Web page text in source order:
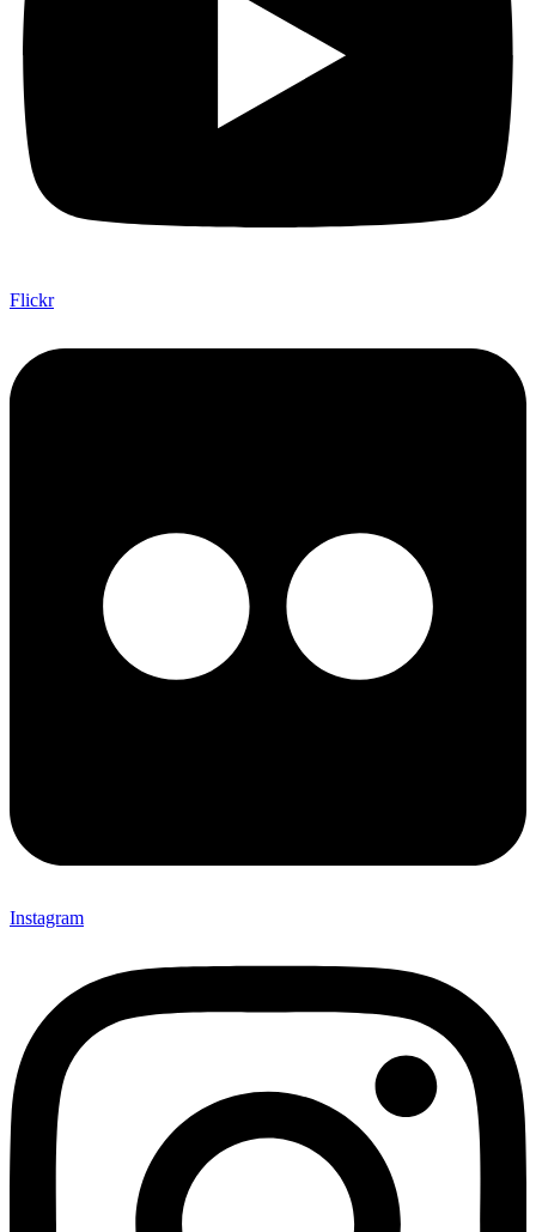
Flickr
Instagram